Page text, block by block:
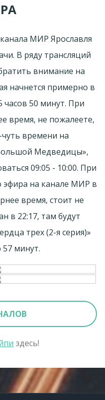
МИР Ярославля
В ряду трансляций
внимание на
начнется примерно в
часов 50 минут. При
время, не пожалеете,
времени на
Медведицы»,
09:05 - 10:00. При
эфира на канале МИР в
время, стоит не
в 22:17, там будут
трех (2-я серия)»
минут.
здесь!